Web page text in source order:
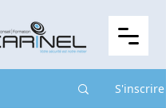
S'inscrire